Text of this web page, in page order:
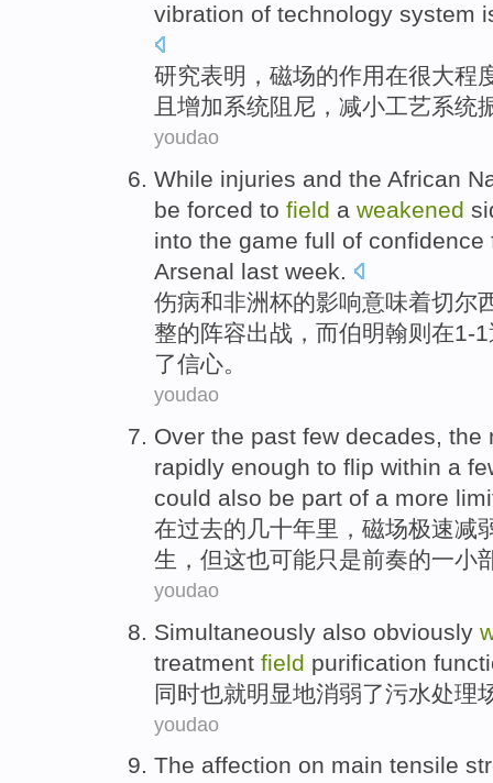
vibration of technology system
研究表明 ，磁场的作用在很大程
且 增加系统阻尼 ，减小工艺系统
youdao
While injuries and the African
be forced to field a weakened
into the game full of confidence
Arsenal last week.
伤病和非洲杯的影响意味着切尔
整的阵容出战，而伯明翰则在1-
了信心。
youdao
Over the past few decades, the
rapidly enough to flip within a
could also be part of a more
在过去的 几十年里， 磁场极速减
生， 但这也可能只是前奏的一小
youdao
Simultaneously also obviously
treatment field purification
同时也就明显地消弱了污水处理
youdao
The affection on main tensile